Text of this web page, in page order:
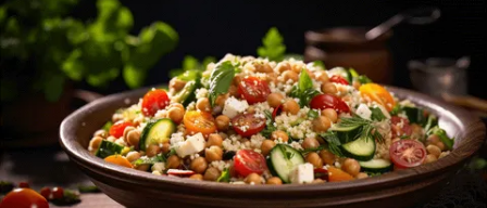
Helg
Efterrätter
Ingredienser
Matsedel
Alla recept